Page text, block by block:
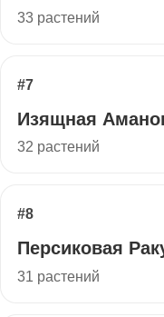
33 растений
#7
Изящная
32 растений
#8
Персиковая
31 растений